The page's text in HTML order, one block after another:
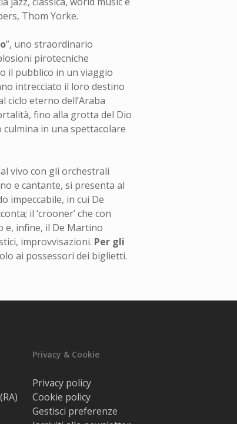
Thom Yorke.
”, uno straordinario
pirotecniche
il pubblico in un viaggio
intrecciato il loro destino
ciclo eterno dell’Araba
fino alla grotta del Dio
in una spettacolare
vivo con gli orchestrali
e cantante, si presenta al
impeccabile, in cui De
il ‘crooner’ che con
e, infine, il De Martino
improvvisazioni. Per gli
ai possessori dei biglietti.
Privacy & Cookie
Privacy policy
Cookie policy
Gestisci preferenze